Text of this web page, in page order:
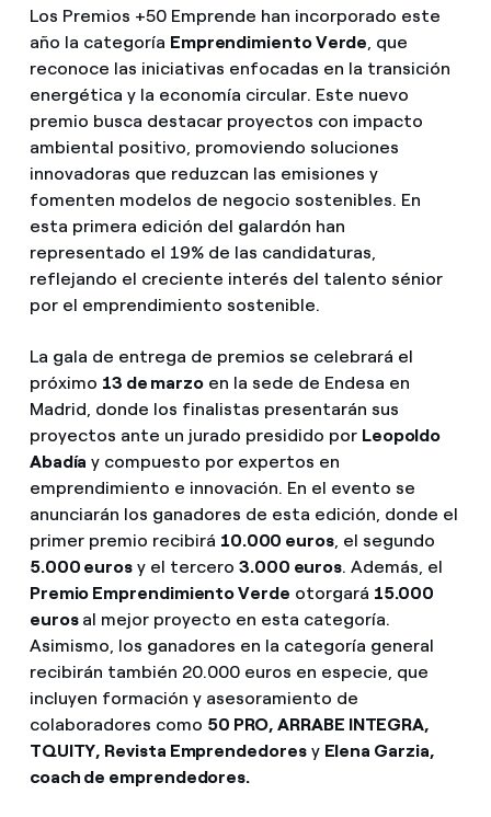
Los Premios +50 Emprende han incorporado este
año la categoría Emprendimiento Verde , que
reconoce las iniciativas enfocadas en la transición
energética y la economía circular. Este nuevo
premio busca destacar proyectos con impacto
ambiental positivo, promoviendo soluciones
innovadoras que reduzcan las emisiones y
fomenten modelos de negocio sostenibles. En
esta primera edición del galardón han
representado el 19% de las candidaturas,
reflejando el creciente interés del talento sénior
por el emprendimiento sostenible.
La gala de entrega de premios se celebrará el
próximo 13 de marzo en la sede de Endesa en
Madrid, donde los finalistas presentarán sus
proyectos ante un jurado presidido por Leopoldo
Abadía y compuesto por expertos en
emprendimiento e innovación. En el evento se
anunciarán los ganadores de esta edición, donde el
primer premio recibirá 10.000 euros, el segundo
5.000 euros y el tercero 3.000 euros. Además, el
Premio Emprendimiento Verde otorgará 15.000
eurosal mejor proyecto en esta categoría.
Asimismo, los ganadores en la categoría general
recibirán también 20.000 euros en especie, que
incluyen formación y asesoramiento de
colaboradores como 50 PRO, ARRABE INTEGRA,
TQUITY, Revista Emprendedoresy Elena Garzia,
coach de emprendedores.